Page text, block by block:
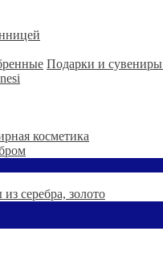
Подарки и
косметика
серебра, золото